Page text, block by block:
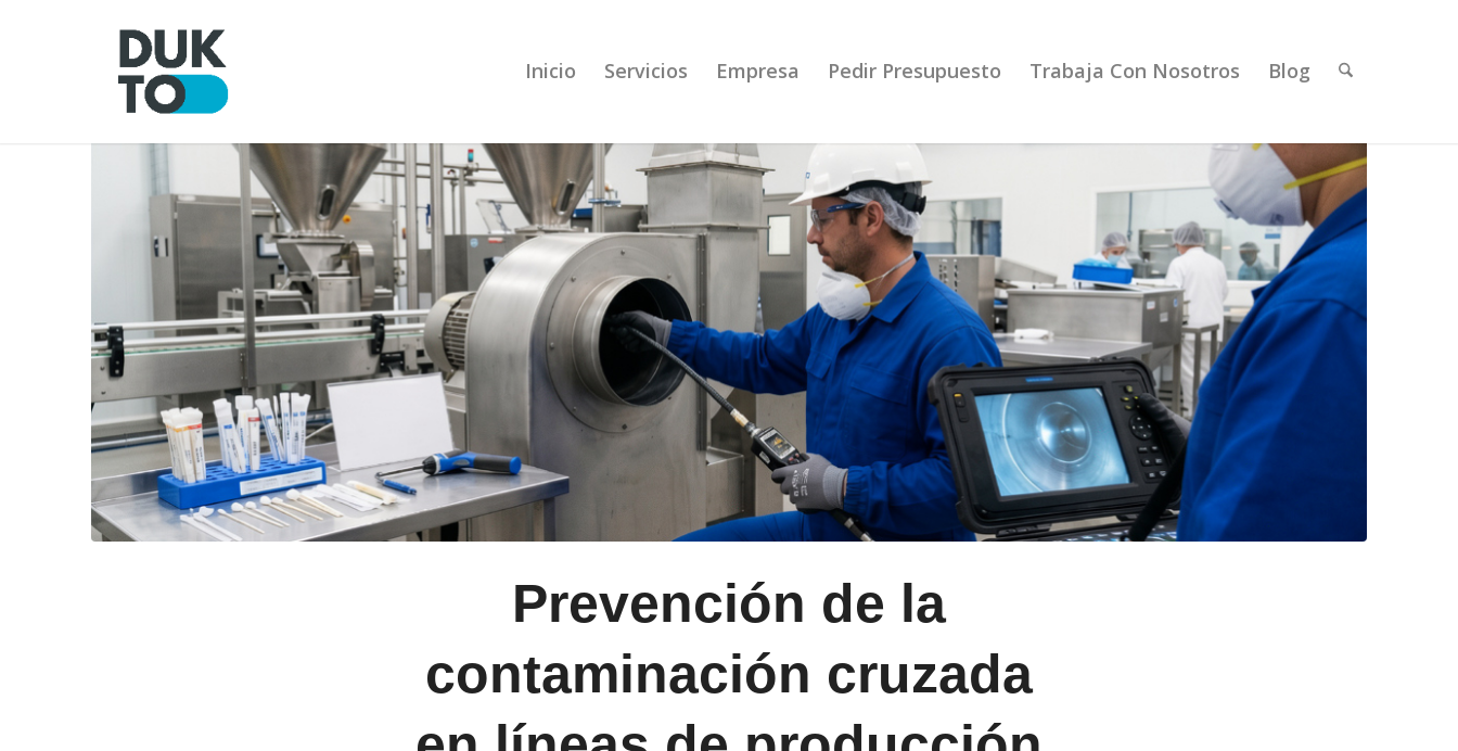
Inicio Servicios Empresa Pedir Presupuesto Trabaja Con Nosotros Blog
Prevención de la
contaminación cruzada